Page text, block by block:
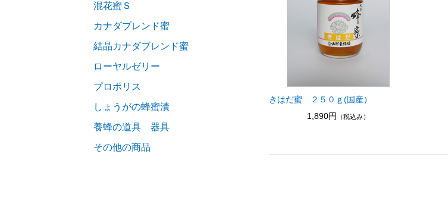
きはだ蜜 ２５０ｇ(国産）
1,890円
（税込み）
混花蜜Ｓ
カナダブレンド蜜
結晶カナダブレンド蜜
ローヤルゼリー
プロポリス
しょうがの蜂蜜漬
養蜂の道具 器具
その他の商品